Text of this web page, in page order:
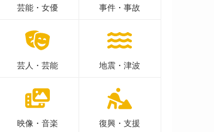
芸能・女優 事件・事故
芸人・芸能 地震・津波
映像・音楽 復興・支援